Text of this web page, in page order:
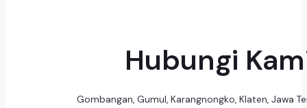
Hubungi
Gombangan, Gumul, Karangnongko, Klaten, Jawa